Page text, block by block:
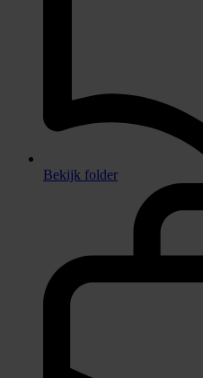
Bekijk folder